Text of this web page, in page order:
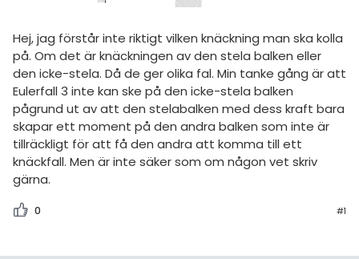
Hej, jag förstår inte riktigt vilken knäckning man ska kolla
på. Om det är knäckningen av den stela balken eller
den icke-stela. Då de ger olika fal. Min tanke gång är att
Eulerfall 3 inte kan ske på den icke-stela balken
pågrund ut av att den stelabalken med dess kraft bara
skapar ett moment på den andra balken som inte är
tillräckligt för att få den andra att komma till ett
knäckfall. Men är inte säker som om någon vet skriv
gärna.
0 #1
Allmänna villkor
Cookie-inställningar